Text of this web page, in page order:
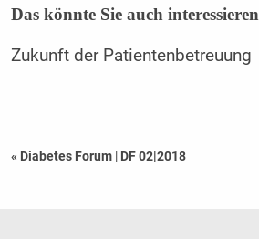
Das könnte Sie auch interessieren
Zukunft der Patientenbetreuung
« Diabetes Forum | DF 02|2018